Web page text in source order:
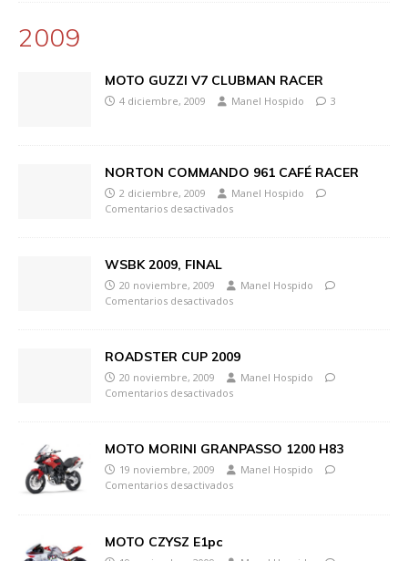
2009
MOTO GUZZI V7 CLUBMAN RACER
4 diciembre, 2009 Manel Hospido 3
NORTON COMMANDO 961 CAFÉ RACER
2 diciembre, 2009
Manel Hospido
Comentarios desactivados
WSBK 2009, FINAL
20 noviembre, 2009
Manel Hospido
Comentarios desactivados
ROADSTER CUP 2009
20 noviembre, 2009
Manel Hospido
Comentarios desactivados
MOTO MORINI GRANPASSO 1200 H83
19 noviembre, 2009
Manel Hospido
Comentarios desactivados
MOTO CZYSZ E1pc